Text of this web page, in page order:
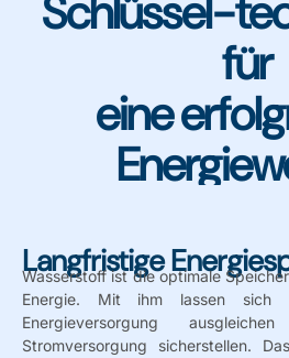
Schlüssel-
für
eine
Langfristige
Wasserstoff ist die optimale
Energie. Mit ihm lassen sich
Energieversorgung
Stromversorgung sicherstellen.